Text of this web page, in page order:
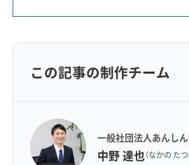
この記事の制作チーム
一般社団法人あんし
中野 達也（なかの たつ